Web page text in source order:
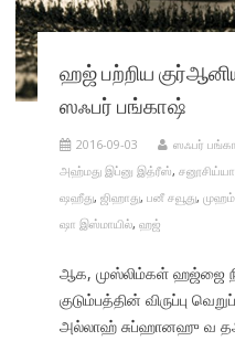
ஹஜ் பற்றிய
ஸஃபர் பங்காஷ்
2016-09-03 ஸஃபர்
அஹ்மது இப்னு இத்ரீஸ், சனூசிய்யா
ஷஹீது, ஜிஹாது, பனீ சவூது,
ஷா இஸ்மாயில், ஹஜ்
ஆக, முஸ்லிம்கள் ஹஜ்ஜை
குடும்பத்தின் விருப்பு
அல்லாஹ் சுப்ஹானஹு வ